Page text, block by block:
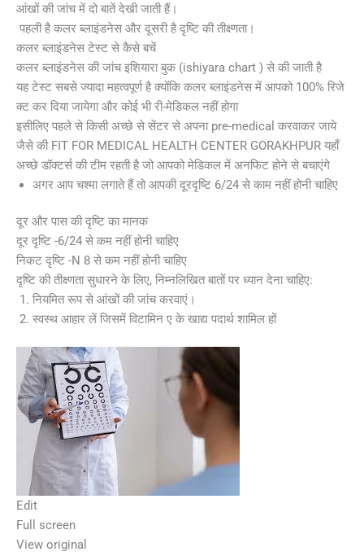
आंखों की जांच में दो बातें देखी जाती हैं।
पहली है कलर ब्लाइंडनेस और दूसरी है दृष्टि की तीक्ष्णता।
कलर ब्लाइंडनेस टेस्ट से कैसे बचें
कलर ब्लाइंडनेस की जांच इशियारा बुक (ishiyara chart ) से की जाती है
यह टेस्ट सबसे ज्यादा महत्वपूर्ण है क्योंकि कलर ब्लाइंडनेस में आपको 100% रिजे
क्ट कर दिया जायेगा और कोई भी री-मेडिकल नहीं होगा
इसीलिए पहले से किसी अच्छे से सेंटर से अपना pre-medical करवाकर जाये
जैसे की FIT FOR MEDICAL HEALTH CENTER GORAKHPUR यहाँ
अच्छे डॉक्टर्स की टीम रहती है जो आपको मेडिकल में अनफिट होने से बचाएंगे
अगर आप चश्मा लगाते हैं तो आपकी दूरदृष्टि 6/24 से काम नहीं होनी चाहिए
दूर और पास की दृष्टि का मानक
दूर दृष्टि -6/24 से कम नहीं होनी चाहिए
निकट दृष्टि -N 8 से कम नहीं होनी चाहिए
दृष्टि की तीक्ष्णता सुधारने के लिए, निम्नलिखित बातों पर ध्यान देना चाहिए:
नियमित रूप से आंखों की जांच करवाएं।
स्वस्थ आहार लें जिसमें विटामिन ए के खाद्य पदार्थ शामिल हों
Edit
Full screen
View original